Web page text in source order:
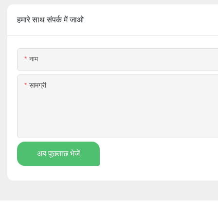
हमारे साथ संपर्क में जाओ
नाम
सामग्री
अब पूछताछ भेजें